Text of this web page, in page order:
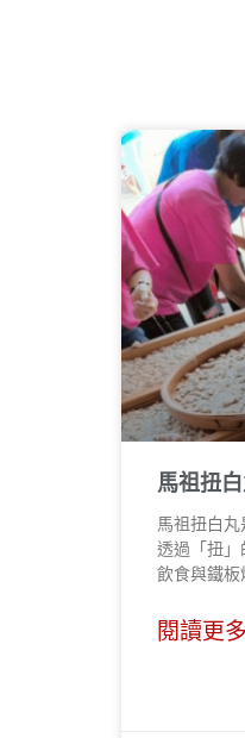
馬祖扭
馬祖扭白
透過「扭」
飲食與鐵板
閱讀更